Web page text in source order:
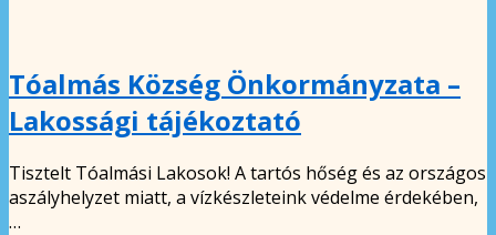
Tóalmás Község Önkormányzata –
Lakossági tájékoztató
Tisztelt Tóalmási Lakosok! A tartós hőség és az országos
aszályhelyzet miatt, a vízkészleteink védelme érdekében,
…